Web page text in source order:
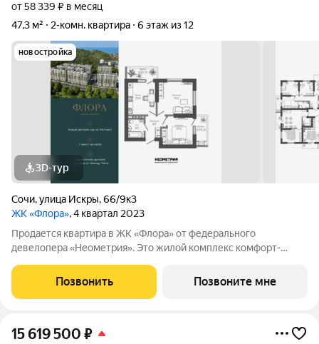
от 58 339 ₽ в месяц
47,3 м²
2-комн. квартира 6 этаж из 12
новостройка
3D-тур
Сочи,улица Искры,66/9к3
ЖК «Флора», 4 квартал 2023
Продается квартира в ЖК «Флора» от федерального
девелопера «Неометрия». Это жилой комплекс комфорт-
постарались максимально сохранить окружающую флору и
фауну. Теплое море, горы, целебные
Позвонить Позвоните мне
15 619 500 ₽